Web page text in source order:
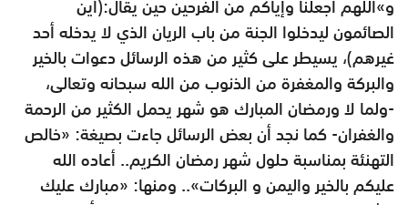
الصائمون ليدخلوا الجنة من باب الريان الذي لا يدخله أحد
غيرهم)، يسيطر على كثير من هذه الرسائل دعوات بالخير
والبركة والمغفرة من الذنوب من الله سبحانه وتعالى،
-ولما لا ورمضان المبارك هو شهر يحمل الكثير من الرحمة
والغفران- كما نجد أن بعض الرسائل جاءت بصيغة: «خالص
التهنئة بمناسبة حلول شهر رمضان الكريم.. أعاده الله
عليكم بالخير واليمن و البركات».. ومنها: «مبارك عليك